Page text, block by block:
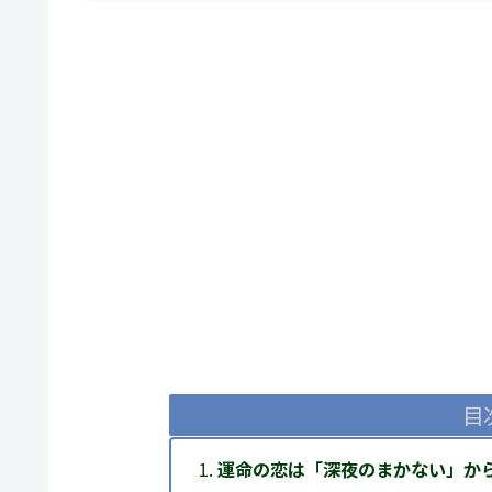
目
運命の恋は「深夜のまかない」か